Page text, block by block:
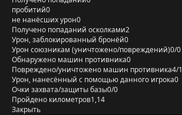
пробитий0
не нанёсших урон0
Получено попаданий осколками2
Урон, заблокированный бронёй0
Урон союзникам (уничтожено/повреждений)0/0
Обнаружено машин противника0
Повреждено/уничтожено машин противника4/1
Урон, нанесённый с помощью данного игрока0
Очки захвата/защиты базы0/0
Пройдено километров1,14
Закрыть